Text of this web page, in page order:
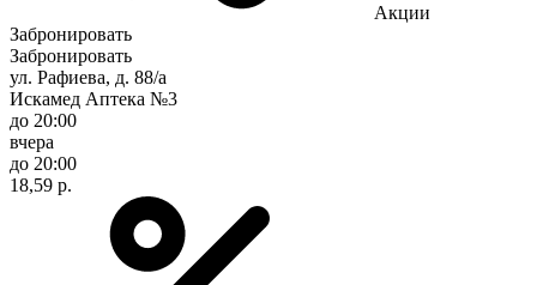
Акции
Забронировать
Забронировать
ул. Рафиева, д. 88/а
Искамед Аптека №3
до 20:00
вчера
до 20:00
18,59 р.